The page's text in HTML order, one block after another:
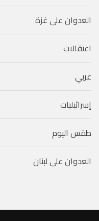
العدوان على غزة
اعتقالات
عربي
إسرائيليات
طقس اليوم
العدوان على لبنان